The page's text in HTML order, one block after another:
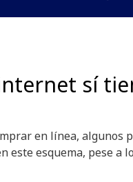
sí
en línea, algunos
este esquema, pese a